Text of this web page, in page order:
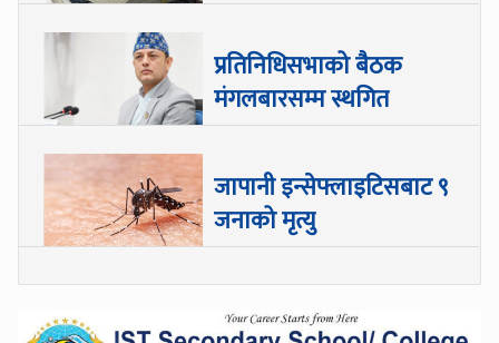
प्रतिनिधिसभाको बैठक
मंगलबारसम्म स्थगित
जापानी इन्सेफ्लाइटिसबाट ९
जनाको मृत्यु